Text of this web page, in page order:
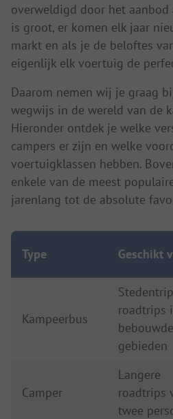
overweldigd door het aanbod
is groot, er komen elk jaar
markt en als je de beloftes
eigenlijk elk voertuig de
Daarom nemen wij je graag
wegwijs in de wereld van de
Hieronder ontdek je welke
campers er zijn en welke
voertuigklassen hebben.
enkele van de meest
jarenlang tot de absolute
Type Geschikt
Kampeerbus
roadtrips
bebouwde
gebieden
Camper
Langere
roadtrips
twee